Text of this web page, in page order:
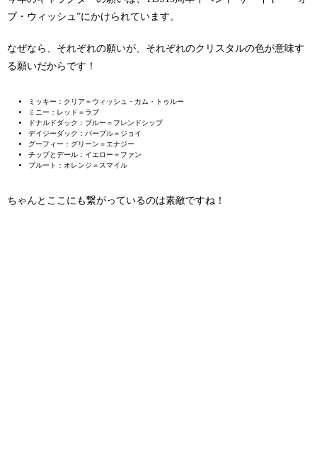
ブ・ウィッシュ”にかけられています。
なぜなら、それぞれの願いが、それぞれのクリスタルの色が意味す
る願いだからです！
ミッキー：クリア＝ウィッシュ・カム・トゥルー
ミニー：レッド＝ラブ
ドナルドダック：ブルー＝フレンドシップ
デイジーダック：パープル＝ジョイ
グーフィー：グリーン＝エナジー
チップとデール：イエロー＝ファン
プルート：オレンジ＝スマイル
ちゃんとここにも繋がっているのは素敵ですね！